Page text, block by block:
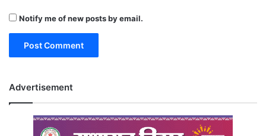
Notify me of new posts by email.
Advertisement